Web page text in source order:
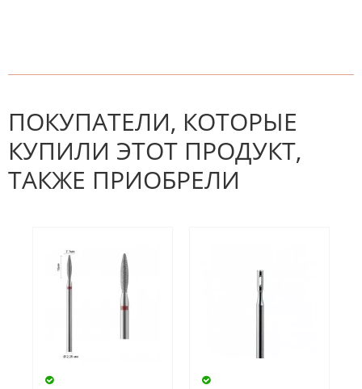
К настоящему времени нет
отзыв.
ПОКУПАТЕЛИ, КОТОРЫЕ
КУПИЛИ ЭТОТ ПРОДУКТ,
ТАКЖЕ ПРИОБРЕЛИ